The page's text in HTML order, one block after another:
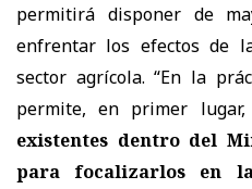
permitirá disponer de
enfrentar los efectos de
sector agrícola. “En la
permite, en primer lugar,
existentes dentro del
para focalizarlos en